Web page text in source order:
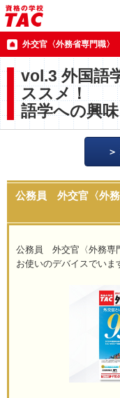
外交官〈外務省専門職〉
vol.3 外国語
ススメ！
語学への興
公務員 外交官〈外務
公務員 外交官〈外務専
お使いのデバイスでいま